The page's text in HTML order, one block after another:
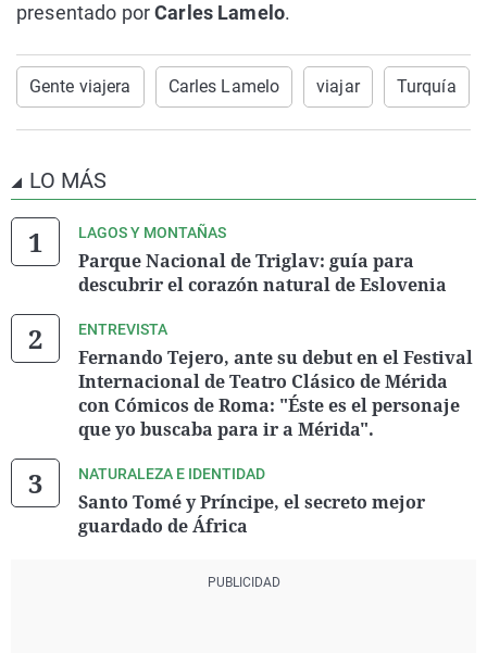
presentado porCarles Lamelo.
Gente viajera Carles Lamelo viajar Turquía
LO MÁS
LAGOS Y MONTAÑAS
Parque Nacional de Triglav: guía para
descubrir el corazón natural de Eslovenia
ENTREVISTA
Fernando Tejero, ante su debut en el Festival
Internacional de Teatro Clásico de Mérida
con Cómicos de Roma: "Éste es el personaje
que yo buscaba para ir a Mérida".
NATURALEZA E IDENTIDAD
Santo Tomé y Príncipe, el secreto mejor
guardado de África